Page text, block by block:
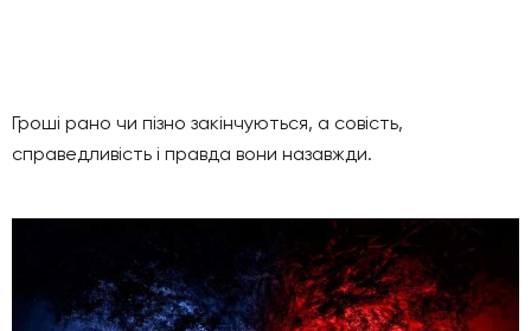
Гроші рано чи пізно закінчуються, а совість,
справедливість і правда вони назавжди.